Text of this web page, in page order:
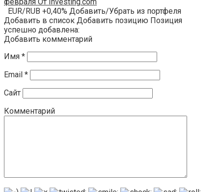
EUR/RUB +0,40% Добавить/Убрать из портфеля
Добавить в список Добавить позицию Позиция
успешно добавлена:
Добавить комментарий
Имя *
Email *
Сайт
Комментарий